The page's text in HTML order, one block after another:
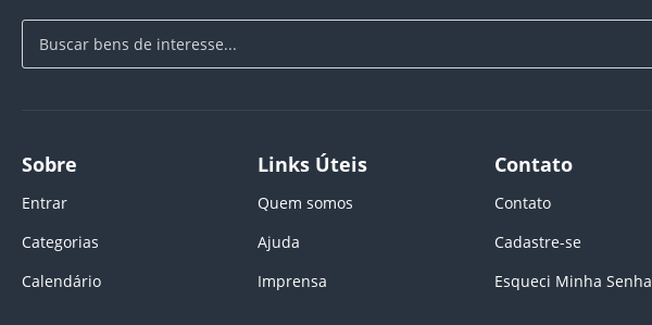
Sobre
Entrar
Categorias
Calendário
Links Úteis
Quem somos
Ajuda
Imprensa
Contato
Contato
Cadastre-se
Esqueci Minha Senha